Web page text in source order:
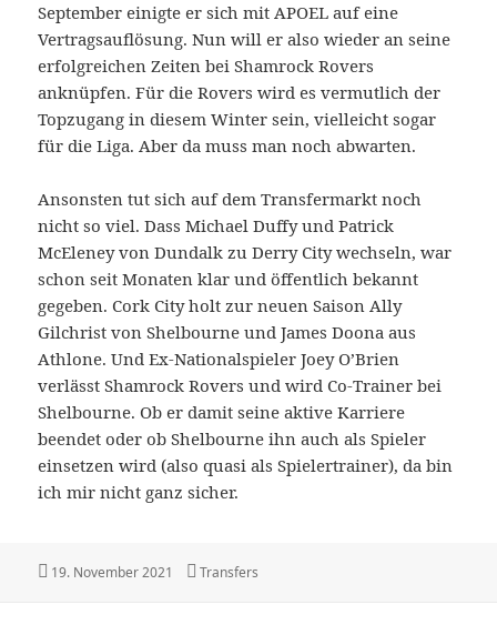
September einigte er sich mit APOEL auf eine
Vertragsauflösung. Nun will er also wieder an seine
erfolgreichen Zeiten bei Shamrock Rovers
anknüpfen. Für die Rovers wird es vermutlich der
Topzugang in diesem Winter sein, vielleicht sogar
für die Liga. Aber da muss man noch abwarten.
Ansonsten tut sich auf dem Transfermarkt noch
nicht so viel. Dass Michael Duffy und Patrick
McEleney von Dundalk zu Derry City wechseln, war
schon seit Monaten klar und öffentlich bekannt
gegeben. Cork City holt zur neuen Saison Ally
Gilchrist von Shelbourne und James Doona aus
Athlone. Und Ex-Nationalspieler Joey O’Brien
verlässt Shamrock Rovers und wird Co-Trainer bei
Shelbourne. Ob er damit seine aktive Karriere
beendet oder ob Shelbourne ihn auch als Spieler
einsetzen wird (also quasi als Spielertrainer), da bin
ich mir nicht ganz sicher.
Veröffentlicht
19. November 2021 Kategorien
Transfers